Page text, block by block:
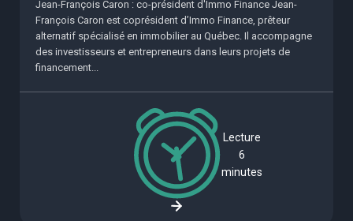
Jean-François Caron : co-président d'Immo Finance Jean-
François Caron est coprésident d’Immo Finance, prêteur
alternatif spécialisé en immobilier au Québec. Il accompagne
des investisseurs et entrepreneurs dans leurs projets de
financement...
Lecture
6
minutes